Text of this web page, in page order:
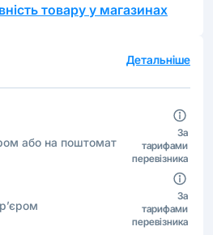
товару у магазинах
Детальніше
або на поштомат
За
тарифами
перевізника
За
тарифами
перевізника